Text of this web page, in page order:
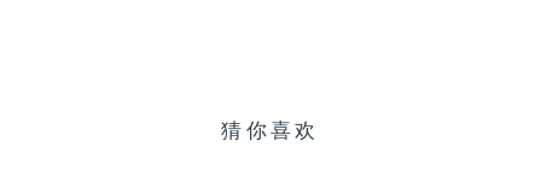
猜你喜欢